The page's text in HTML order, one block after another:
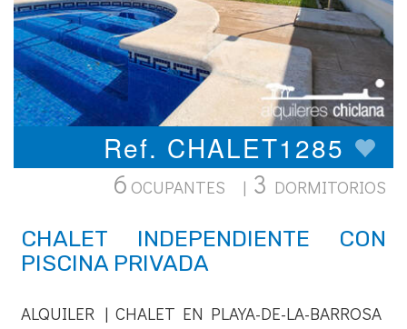
Ref. CHALET1285
6 OCUPANTES | 3 DORMITORIOS
CHALET INDEPENDIENTE CON
PISCINA PRIVADA
ALQUILER | CHALET EN PLAYA-DE-LA-BARROSA